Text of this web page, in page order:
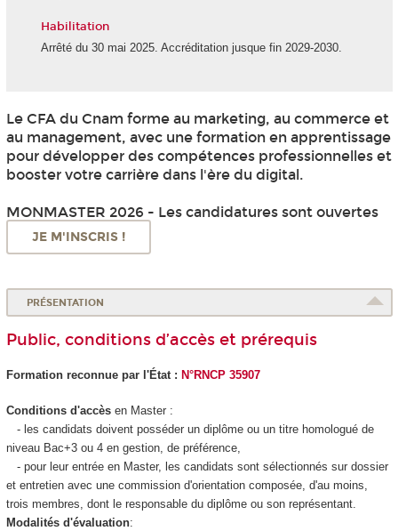
Habilitation
Arrêté du 30 mai 2025. Accréditation jusque fin 2029-2030.
Le CFA du Cnam forme au marketing, au commerce et
au management, avec une formation en apprentissage
pour développer des compétences professionnelles et
booster votre carrière dans l'ère du digital.
MONMASTER 2026 - Les candidatures sont ouvertes
JE M'INSCRIS !
PRÉSENTATION
Public, conditions d’accès et prérequis
Formation reconnue par l'État : N°RNCP 35907
Conditions d'accèsen Master :
- les candidats doivent posséder un diplôme ou un titre homologué de
niveau Bac+3 ou 4 en gestion, de préférence,
- pour leur entrée en Master, les candidats sont sélectionnés sur dossier
et entretien avec une commission d'orientation composée, d'au moins,
trois membres, dont le responsable du diplôme ou son représentant.
Modalités d'évaluation: